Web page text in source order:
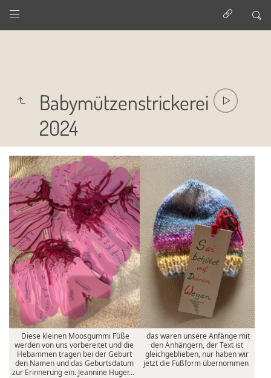
Babymützenstrickerei
2024
Diese kleinen Moosgummi Füße
werden von uns vorbereitet und die
Hebammen tragen bei der Geburt
den Namen und das Geburtsdatum
zur Erinnerung ein. Jeannine Huger…
das waren unsere Anfänge mit
den Anhängern, der Text ist
gleichgeblieben, nur haben wir
jetzt die Fußform übernommen